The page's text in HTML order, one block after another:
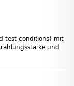
test conditions) mit
und